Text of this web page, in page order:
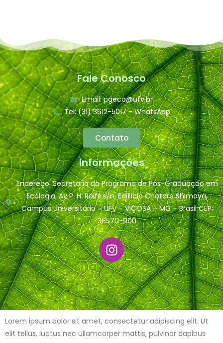
Fale Conosco
Email: pgeco@ufv.br
Tel: (31) 3612-5017 - WhatsApp
Contato
Informações
Endereço: Secretaria do Programa de Pós-Graduação em
Ecologia, Av P. H. Rolfs s/n, Edifício Chotaro Shimoya,
Campus Universitário – UFV – VIÇOSA – MG – Brasil CEP:
36570-900
Lorem ipsum dolor sit amet, consectetur adipiscing elit. Ut
elit tellus, luctus nec ullamcorper mattis, pulvinar dapibus